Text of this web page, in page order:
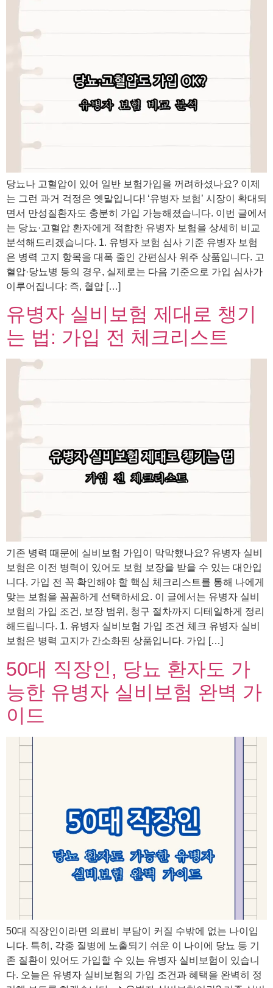
당뇨나 고혈압이 있어 일반 보험가입을 꺼려하셨나요? 이제
는 그런 과거 걱정은 옛말입니다! ‘유병자 보험’ 시장이 확대되
면서 만성질환자도 충분히 가입 가능해졌습니다. 이번 글에서
는 당뇨·고혈압 환자에게 적합한 유병자 보험을 상세히 비교
분석해드리겠습니다. 1. 유병자 보험 심사 기준 유병자 보험
은 병력 고지 항목을 대폭 줄인 간편심사 위주 상품입니다. 고
혈압·당뇨병 등의 경우, 실제로는 다음 기준으로 가입 심사가
이루어집니다: 즉, 혈압 […]
유병자 실비보험 제대로 챙기
는 법: 가입 전 체크리스트
기존 병력 때문에 실비보험 가입이 막막했나요? 유병자 실비
보험은 이전 병력이 있어도 보험 보장을 받을 수 있는 대안입
니다. 가입 전 꼭 확인해야 할 핵심 체크리스트를 통해 나에게
맞는 보험을 꼼꼼하게 선택하세요. 이 글에서는 유병자 실비
보험의 가입 조건, 보장 범위, 청구 절차까지 디테일하게 정리
해드립니다. 1. 유병자 실비보험 가입 조건 체크 유병자 실비
보험은 병력 고지가 간소화된 상품입니다. 가입 […]
50대 직장인, 당뇨 환자도 가
능한 유병자 실비보험 완벽 가
이드
50대 직장인이라면 의료비 부담이 커질 수밖에 없는 나이입
니다. 특히, 각종 질병에 노출되기 쉬운 이 나이에 당뇨 등 기
존 질환이 있어도 가입할 수 있는 유병자 실비보험이 있습니
다. 오늘은 유병자 실비보험의 가입 조건과 혜택을 완벽히 정